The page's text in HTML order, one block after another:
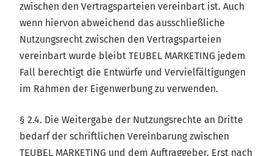
zwischen den Vertragsparteien vereinbart ist. Auch
wenn hiervon abweichend das ausschließliche
Nutzungsrecht zwischen den Vertragsparteien
vereinbart wurde bleibt TEUBEL MARKETING jedem
Fall berechtigt die Entwürfe und Vervielfältigungen
im Rahmen der Eigenwerbung zu verwenden.
§ 2.4. Die Weitergabe der Nutzungsrechte an Dritte
bedarf der schriftlichen Vereinbarung zwischen
TEUBEL MARKETING und dem Auftraggeber. Erst nach